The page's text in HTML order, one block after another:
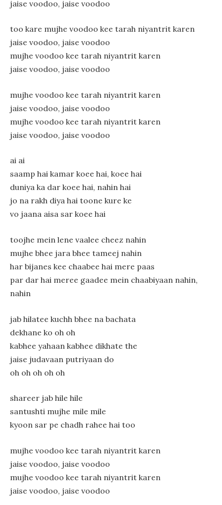
jaise voodoo, jaise voodoo
too kare mujhe voodoo kee tarah niyantrit karen
jaise voodoo, jaise voodoo
mujhe voodoo kee tarah niyantrit karen
jaise voodoo, jaise voodoo
mujhe voodoo kee tarah niyantrit karen
jaise voodoo, jaise voodoo
mujhe voodoo kee tarah niyantrit karen
jaise voodoo, jaise voodoo
ai ai
saamp hai kamar koee hai, koee hai
duniya ka dar koee hai, nahin hai
jo na rakh diya hai toone kure ke
vo jaana aisa sar koee hai
toojhe mein lene vaalee cheez nahin
mujhe bhee jara bhee tameej nahin
har bijanes kee chaabee hai mere paas
par dar hai meree gaadee mein chaabiyaan nahin,
nahin
jab hilatee kuchh bhee na bachata
dekhane ko oh oh
kabhee yahaan kabhee dikhate the
jaise judavaan putriyaan do
oh oh oh oh oh
shareer jab hile hile
santushti mujhe mile mile
kyoon sar pe chadh rahee hai too
mujhe voodoo kee tarah niyantrit karen
jaise voodoo, jaise voodoo
mujhe voodoo kee tarah niyantrit karen
jaise voodoo, jaise voodoo